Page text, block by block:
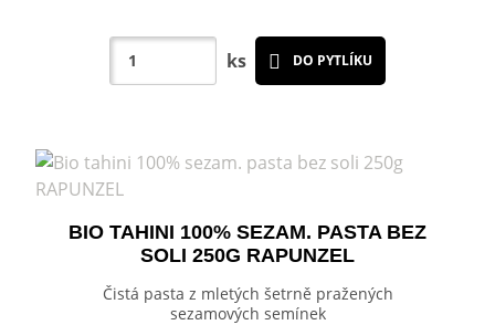
ks DO PYTLÍKU
BIO TAHINI 100% SEZAM. PASTA BEZ
SOLI 250G RAPUNZEL
Čistá pasta z mletých šetrně pražených
sezamových semínek